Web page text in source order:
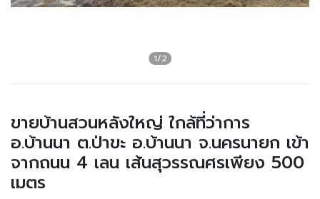
ขายบ้านสวนหลังใหญ่ ใกล้ที่ว่าการ
อ.บ้านนา ต.ป่าขะ อ.บ้านนา จ.นครนายก เข้า
จากถนน 4 เลน เส้นสุวรรณศรเพียง 500
เมตร